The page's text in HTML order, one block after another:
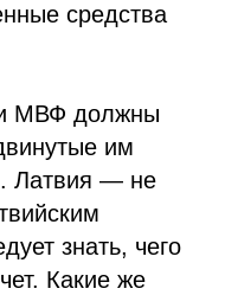
средства
МВФ должны
им
Латвия — не
знать, чего
Какие же